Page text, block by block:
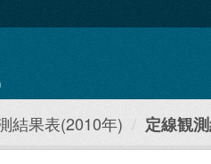
結果表(2010年) 定線観